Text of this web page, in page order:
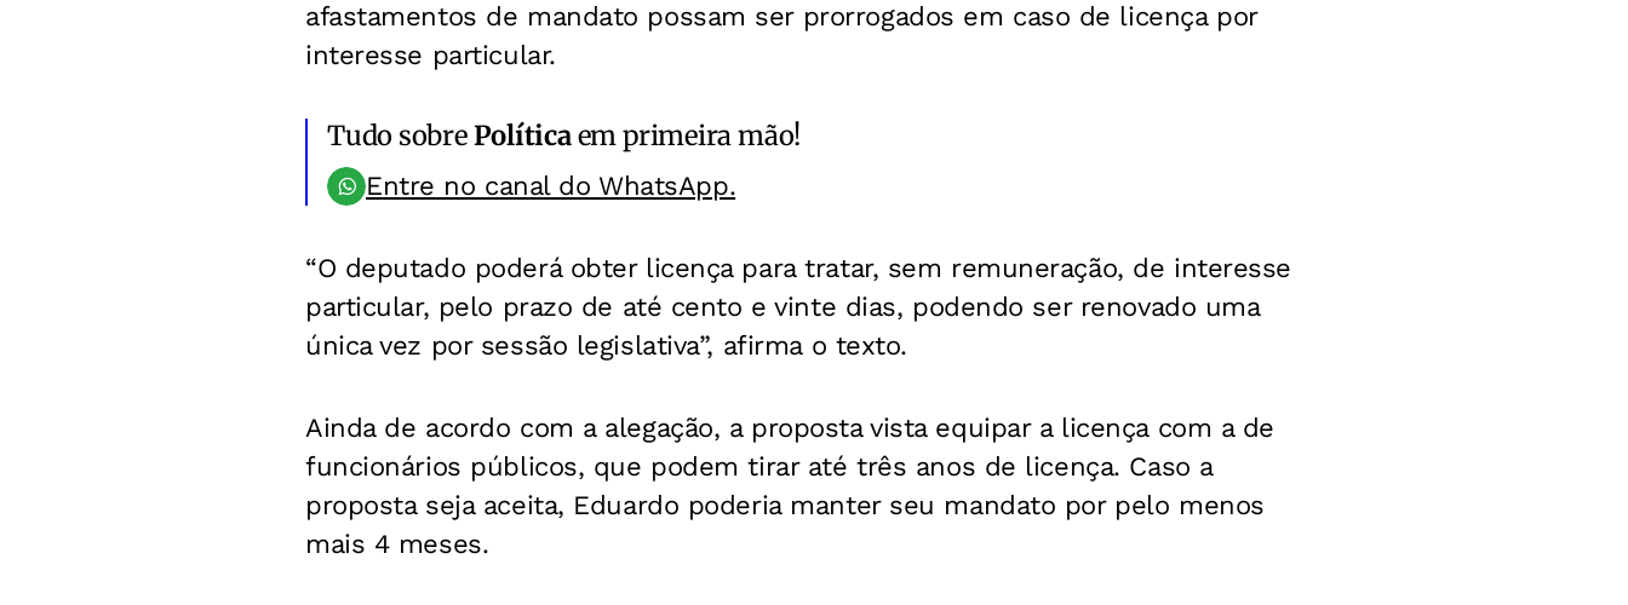
afastamentos de mandato possam ser prorrogados em caso de licença por
interesse particular.
Tudo sobrePolíticaem primeira mão!
Entre no canal do WhatsApp.
“O deputado poderá obter licença para tratar, sem remuneração, de interesse
particular, pelo prazo de até cento e vinte dias, podendo ser renovado uma
única vez por sessão legislativa”, afirma o texto.
Ainda de acordo com a alegação, a proposta vista equipar a licença com a de
funcionários públicos, que podem tirar até três anos de licença. Caso a
proposta seja aceita, Eduardo poderia manter seu mandato por pelo menos
mais 4 meses.